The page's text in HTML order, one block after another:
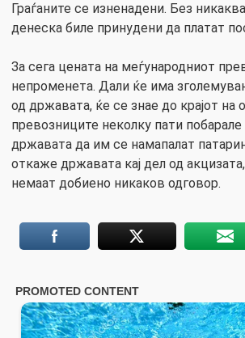
Граѓаните се изненадени. Без
денеска биле принудени да платат
За сега цената на меѓународниот
непроменета. Дали ќе има
од државата, ќе се знае до крајот на
превозниците неколку пати
државата да им се намапалат
откаже државата кај дел од
немаат добиено никаков одговор.